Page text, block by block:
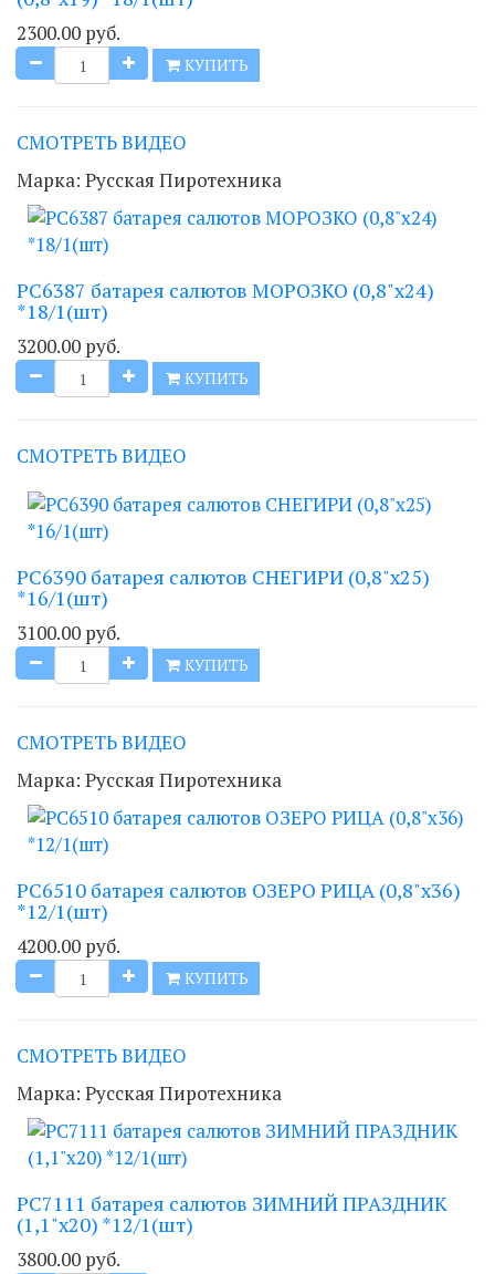
2300.00 руб.
КУПИТЬ
СМОТРЕТЬ ВИДЕО
Марка: Русская Пиротехника
РС6387 батарея салютов МОРОЗКО (0,8"х24)
*18/1(шт)
3200.00 руб.
КУПИТЬ
СМОТРЕТЬ ВИДЕО
РС6390 батарея салютов СНЕГИРИ (0,8"х25)
*16/1(шт)
3100.00 руб.
КУПИТЬ
СМОТРЕТЬ ВИДЕО
Марка: Русская Пиротехника
РС6510 батарея салютов ОЗЕРО РИЦА (0,8"х36)
*12/1(шт)
4200.00 руб.
КУПИТЬ
СМОТРЕТЬ ВИДЕО
Марка: Русская Пиротехника
РС7111 батарея салютов ЗИМНИЙ ПРАЗДНИК
(1,1"х20) *12/1(шт)
3800.00 руб.